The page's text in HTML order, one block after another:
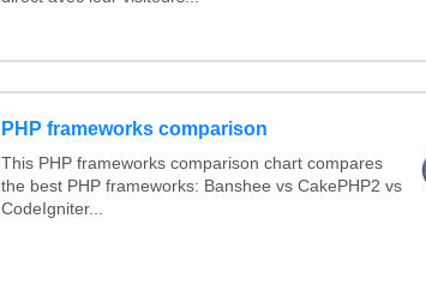
PHP frameworks comparison
This PHP frameworks comparison chart compares
the best PHP frameworks: Banshee vs CakePHP2 vs
CodeIgniter...